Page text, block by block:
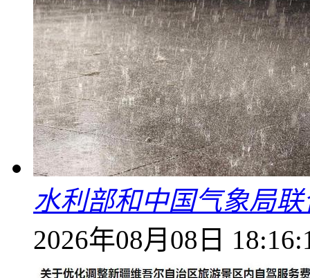
水利部和中国气象局
2026年08月08日